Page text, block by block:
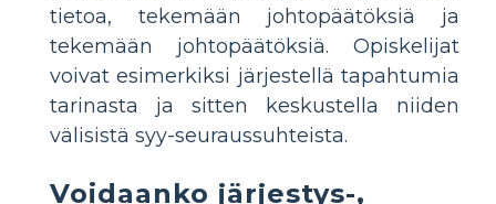
tietoa, tekemään johtopäätöksiä ja
tekemään johtopäätöksiä. Opiskelijat
voivat esimerkiksi järjestellä tapahtumia
tarinasta ja sitten keskustella niiden
välisistä syy-seuraussuhteista.
Voidaanko järjestys-,